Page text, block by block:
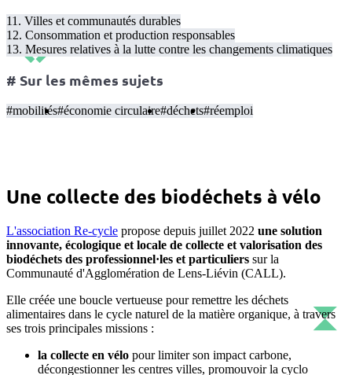
11. Villes et communautés durables
12. Consommation et production responsables
13. Mesures relatives à la lutte contre les changements climatiques
# Sur les mêmes sujets
#mobilités#économie circulaire#déchets#réemploi
Une collecte des biodéchets à vélo
L'association Re-cycle propose depuis juillet 2022 une solution
innovante, écologique et locale de collecte et valorisation des
biodéchets des professionnel·les et particuliers sur la
Communauté d'Agglomération de Lens-Liévin (CALL).
Elle créée une boucle vertueuse pour remettre les déchets
alimentaires dans le cycle naturel de la matière organique, à travers
ses trois principales missions :
la collecte en vélo pour limiter son impact carbone,
décongestionner les centres villes, promouvoir la cyclo